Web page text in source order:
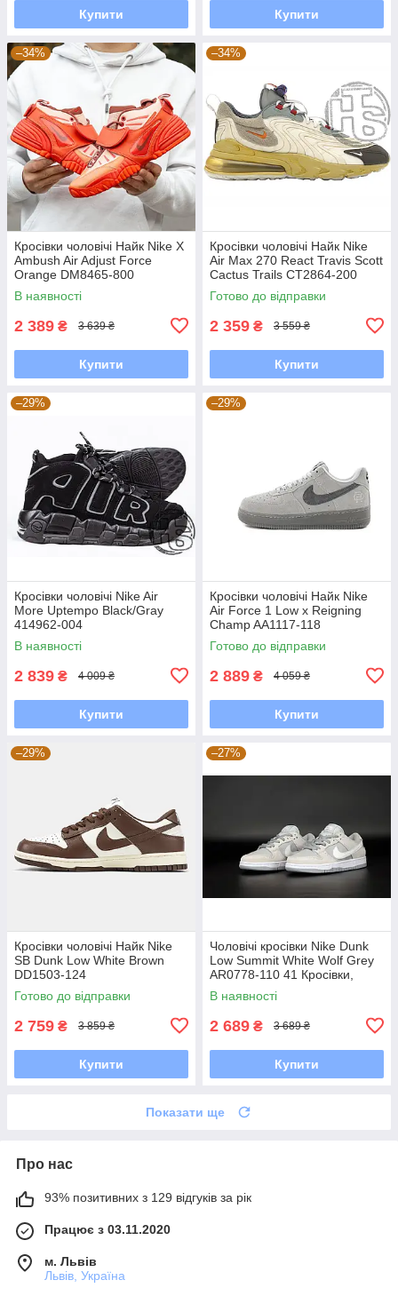
Купити Купити
–34%
Кросівки чоловічі Найк Nike X
Ambush Air Adjust Force
Orange DM8465-800
В наявності
2 389 ₴ 3 639 ₴
Купити
–34%
Кросівки чоловічі Найк Nike
Air Max 270 React Travis Scott
Cactus Trails CT2864-200
Готово до відправки
2 359 ₴ 3 559 ₴
Купити
–29%
Кросівки чоловічі Nike Air
More Uptempo Black/Gray
414962-004
В наявності
2 839 ₴ 4 009 ₴
Купити
–29%
Кросівки чоловічі Найк Nike
Air Force 1 Low x Reigning
Champ AA1117-118
Готово до відправки
2 889 ₴ 4 059 ₴
Купити
–29%
Кросівки чоловічі Найк Nike
SB Dunk Low White Brown
DD1503-124
Готово до відправки
2 759 ₴ 3 859 ₴
Купити
–27%
Чоловічі кросівки Nike Dunk
Low Summit White Wolf Grey
AR0778-110 41 Кросівки,
Текстильна, Шнурівка, Товста
підошва, Замша,
В наявності
2 689 ₴ 3 689 ₴
Купити
Показати ще
Про нас
93% позитивних з 129 відгуків за рік
Працює з 03.11.2020
м. Львів
Львів, Україна